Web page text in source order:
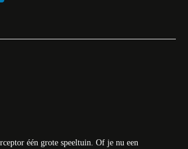
één grote speeltuin. Of je nu een